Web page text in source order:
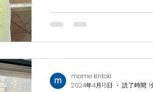
mame kintoki
2024年4月16日
読了時間: 1